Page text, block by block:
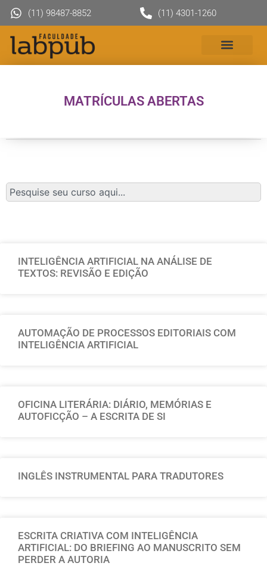
(11) 98487-8852 (11) 4301-1260
MATRÍCULAS ABERTAS
INTELIGÊNCIA ARTIFICIAL NA ANÁLISE DE
TEXTOS: REVISÃO E EDIÇÃO
AUTOMAÇÃO DE PROCESSOS EDITORIAIS COM
INTELIGÊNCIA ARTIFICIAL
OFICINA LITERÁRIA: DIÁRIO, MEMÓRIAS E
AUTOFICÇÃO – A ESCRITA DE SI
INGLÊS INSTRUMENTAL PARA TRADUTORES
ESCRITA CRIATIVA COM INTELIGÊNCIA
ARTIFICIAL: DO BRIEFING AO MANUSCRITO SEM
PERDER A AUTORIA